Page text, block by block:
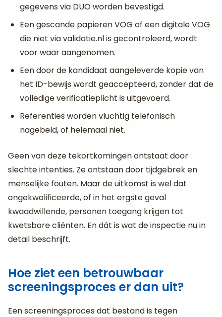
gegevens via DUO worden bevestigd.
Een gescande papieren VOG of een digitale VOG
die niet via validatie.nl is gecontroleerd, wordt
voor waar aangenomen.
Een door de kandidaat aangeleverde kopie van
het ID-bewijs wordt geaccepteerd, zonder dat de
volledige verificatieplicht is uitgevoerd.
Referenties worden vluchtig telefonisch
nagebeld, of helemaal niet.
Geen van deze tekortkomingen ontstaat door
slechte intenties. Ze ontstaan door tijdgebrek en
menselijke fouten. Maar de uitkomst is wel dat
ongekwalificeerde, of in het ergste geval
kwaadwillende, personen toegang krijgen tot
kwetsbare cliënten. En dát is wat de inspectie nu in
detail beschrijft.
Hoe ziet een betrouwbaar
screeningsproces er dan uit?
Een screeningsproces dat bestand is tegen